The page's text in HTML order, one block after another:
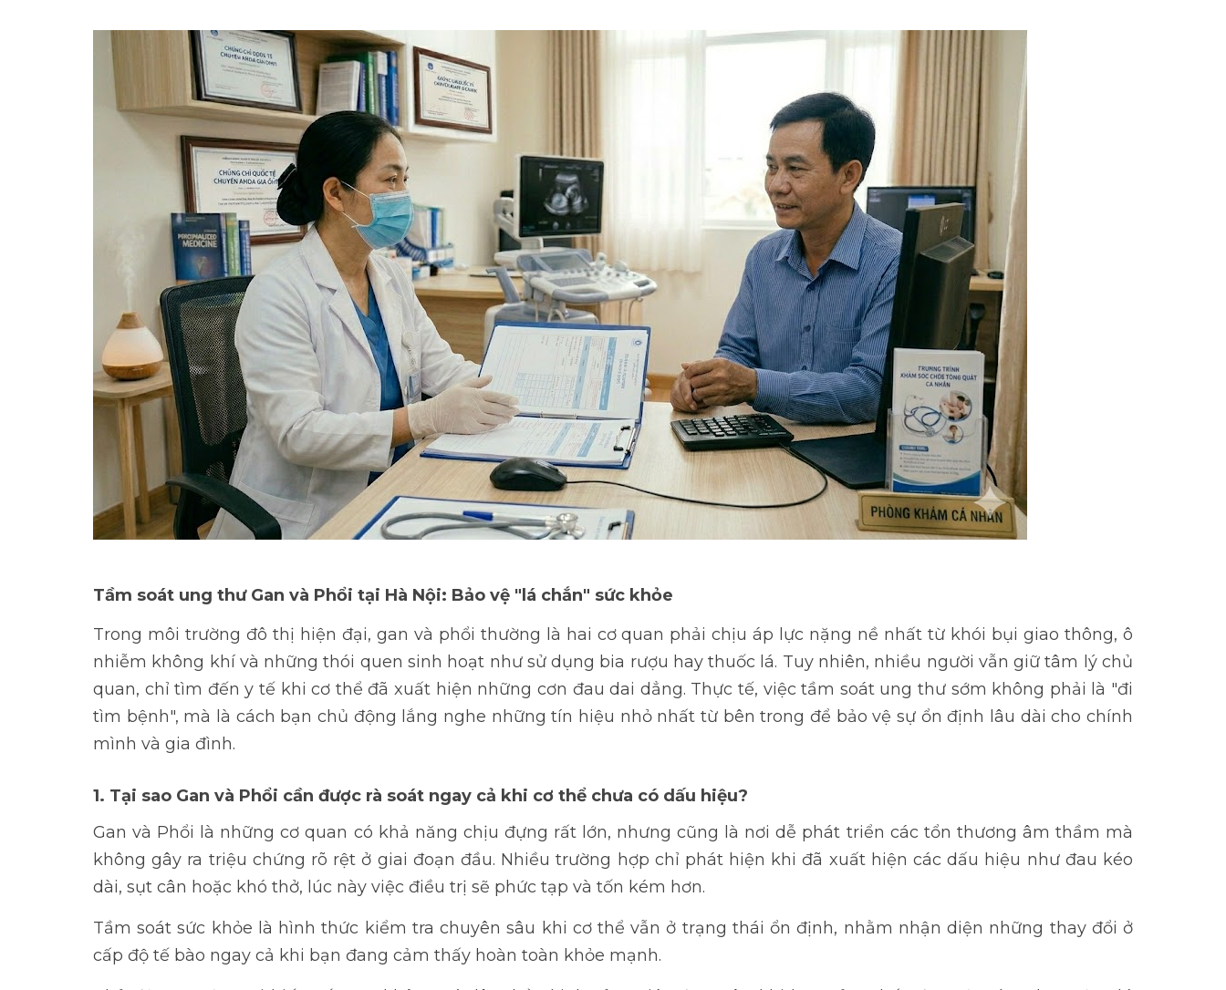
Tầm soát ung thư Gan và Phổi tại Hà Nội: Bảo vệ "lá chắn" sức khỏe
Trong môi trường đô thị hiện đại, gan và phổi thường là hai cơ quan phải chịu áp lực nặng nề nhất từ khói bụi giao thông, ô
nhiễm không khí và những thói quen sinh hoạt như sử dụng bia rượu hay thuốc lá. Tuy nhiên, nhiều người vẫn giữ tâm lý chủ
quan, chỉ tìm đến y tế khi cơ thể đã xuất hiện những cơn đau dai dẳng. Thực tế, việctầm soát ung thưsớm không phải là "đi
tìm bệnh", mà là cách bạn chủ động lắng nghe những tín hiệu nhỏ nhất từ bên trong để bảo vệ sự ổn định lâu dài cho chính
mình và gia đình.
1. Tại sao Gan và Phổi cần được rà soát ngay cả khi cơ thể chưa có dấu hiệu?
Gan và Phổi là những cơ quan có khả năng chịu đựng rất lớn, nhưng cũng là nơi dễ phát triển các tổn thương âm thầm mà
không gây ra triệu chứng rõ rệt ở giai đoạn đầu. Nhiều trường hợp chỉ phát hiện khi đã xuất hiện các dấu hiệu như đau kéo
dài, sụt cân hoặc khó thở, lúc này việc điều trị sẽ phức tạp và tốn kém hơn.
Tầm soát sức khỏe là hình thức kiểm tra chuyên sâu khi cơ thể vẫn ở trạng thái ổn định, nhằm nhận diện những thay đổi ở
cấp độ tế bào ngay cả khi bạn đang cảm thấy hoàn toàn khỏe mạnh.